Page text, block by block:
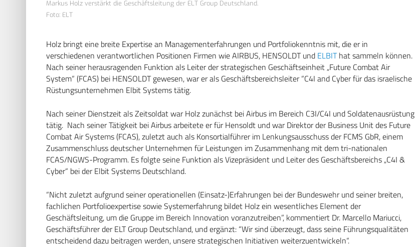
Markus Holz verstärkt die Geschäftsleitung der ELT Group Deutschland.
Foto: ELT
Holz bringt eine breite Expertise an Managementerfahrungen und Portfoliokenntnis mit, die er in
verschiedenen verantwortlichen Positionen Firmen wie AIRBUS, HENSOLDT und ELBIThat sammeln können.
Nach seiner herausragenden Funktion als Leiter der strategischen Geschäftseinheit „Future Combat Air
System“ (FCAS) bei HENSOLDT gewesen, war er als Geschäftsbereichsleiter “C4I and Cyber für das israelische
Rüstungsunternehmen Elbit Systems tätig.
Nach seiner Dienstzeit als Zeitsoldat war Holz zunächst bei Airbus im Bereich C3I/C4I und Soldatenausrüstung
tätig. Nach seiner Tätigkeit bei Airbus arbeitete er für Hensoldt und war Direktor der Business Unit des Future
Combat Air Systems (FCAS), zuletzt auch als Konsortialführer im Lenkungsausschuss der FCMS GbR, einem
Zusammenschluss deutscher Unternehmen für Leistungen im Zusammenhang mit dem tri-nationalen
FCAS/NGWS-Programm. Es folgte seine Funktion als Vizepräsident und Leiter des Geschäftsbereichs „C4I &
Cyber“ bei der Elbit Systems Deutschland.
“Nicht zuletzt aufgrund seiner operationellen (Einsatz-)Erfahrungen bei der Bundeswehr und seiner breiten,
fachlichen Portfolioexpertise sowie Systemerfahrung bildet Holz ein wesentliches Element der
Geschäftsleitung, um die Gruppe im Bereich Innovation voranzutreiben”, kommentiert Dr. Marcello Mariucci,
Geschäftsführer der ELT Group Deutschland, und ergänzt: “Wir sind überzeugt, dass seine Führungsqualitäten
entscheidend dazu beitragen werden, unsere strategischen Initiativen weiterzuentwickeln“.